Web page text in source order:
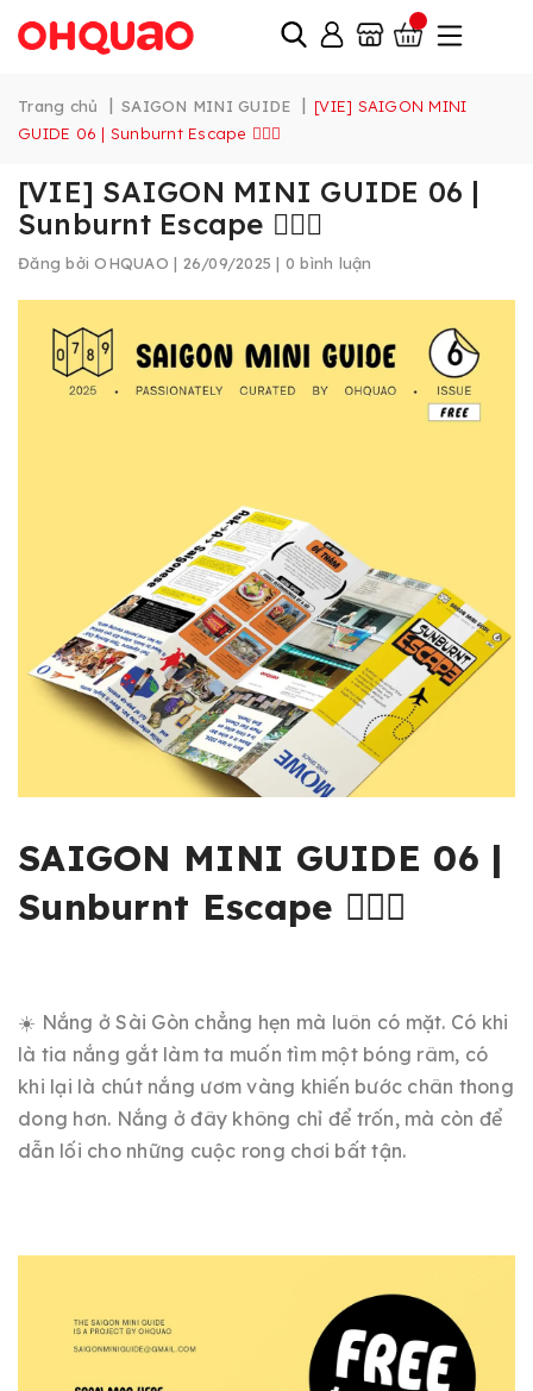
Trang chủ | SAIGON MINI GUIDE | [VIE] SAIGON MINI
GUIDE 06 | Sunburnt Escape 🏄🏻‍♀️
[VIE] SAIGON MINI GUIDE 06 |
Sunburnt Escape 🏄🏻‍♀️
Đăng bởiOHQUAO | 26/09/2025 | 0 bình luận
SAIGON MINI GUIDE 06 |
Sunburnt Escape 🏄🏻‍♀️
☀️ Nắng ở Sài Gòn chẳng hẹn mà luôn có mặt. Có khi
là tia nắng gắt làm ta muốn tìm một bóng râm, có
khi lại là chút nắng ươm vàng khiến bước chân thong
dong hơn. Nắng ở đây không chỉ để trốn, mà còn để
dẫn lối cho những cuộc rong chơi bất tận.